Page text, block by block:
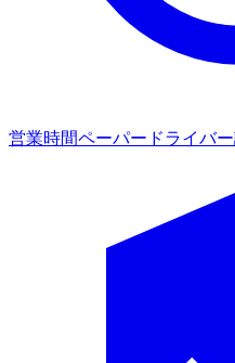
営業時間ペーパードライバ